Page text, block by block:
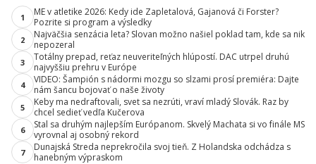
1
ME v atletike 2026: Kedy ide Zapletalová, Gajanová či Forster?
Pozrite si program a výsledky
2
Najväčšia senzácia leta? Slovan možno našiel poklad tam, kde sa nik
nepozeral
3
Totálny prepad, reťaz neuveriteľných hlúpostí. DAC utrpel druhú
najvyššiu prehru v Európe
4
VIDEO: Šampión s nádormi mozgu so slzami prosí premiéra: Dajte
nám šancu bojovať o naše životy
5
Keby ma nedraftovali, svet sa nezrúti, vraví mladý Slovák. Raz by
chcel sedieť vedľa Kučerova
6
Stal sa druhým najlepším Európanom. Skvelý Machata si vo finále MS
vyrovnal aj osobný rekord
7
Dunajská Streda neprekročila svoj tieň. Z Holandska odchádza s
hanebným výpraskom